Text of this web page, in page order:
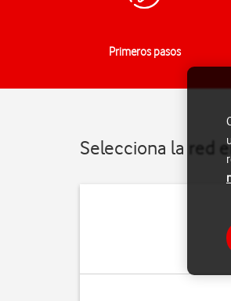
Primeros pasos
Selecciona la red